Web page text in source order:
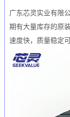
广东芯灵实业有限
期有大量库存的原
速度快，质量稳定